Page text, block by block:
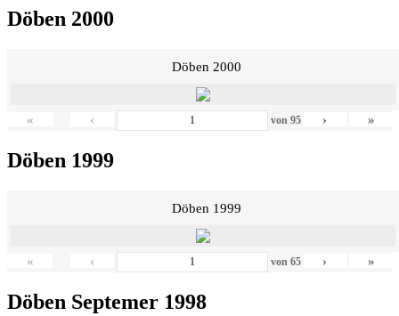
Döben 2000
Döben 2000
« ‹ von 95 › »
Döben 1999
Döben 1999
« ‹ von 65 › »
Döben Septemer 1998